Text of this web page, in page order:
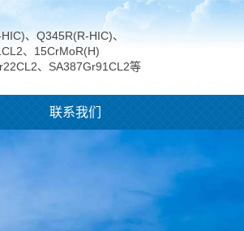
、Q345R(R-HIC)、
、15CrMoR(H)
、SA387Gr91CL2等
联系我们